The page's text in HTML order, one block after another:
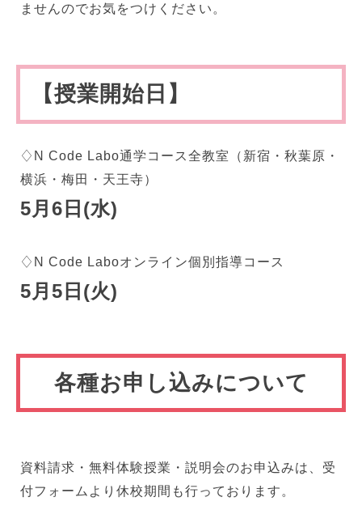
ませんのでお気をつけください。
【授業開始日】
♢N Code Labo通学コース全教室（新宿・秋葉原・
横浜・梅田・天王寺）
5月6日(水)
♢N Code Laboオンライン個別指導コース
5月5日(火)
各種お申し込みについて
資料請求・無料体験授業・説明会のお申込みは、受
付フォームより休校期間も行っております。